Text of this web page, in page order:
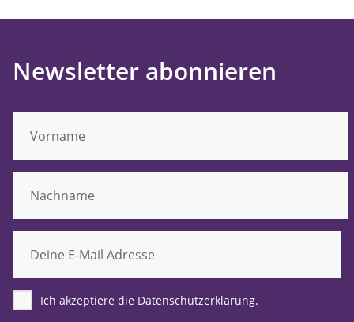
Newsletter abonnieren
Ich akzeptiere die Datenschutzerklärung.